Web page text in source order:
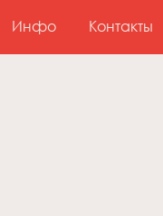
Инфо Контакты